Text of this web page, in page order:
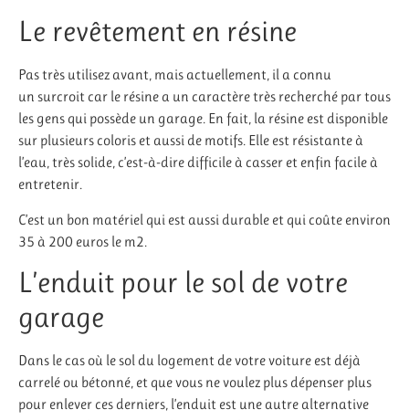
Le revêtement en résine
Pas très utilisez avant, mais actuellement, il a connu
un surcroit car le résine a un caractère très recherché par tous
les gens qui possède un garage. En fait, la résine est disponible
sur plusieurs coloris et aussi de motifs. Elle est résistante à
l’eau, très solide, c’est-à-dire difficile à casser et enfin facile à
entretenir.
C’est un bon matériel qui est aussi durable et qui coûte environ
35 à 200 euros le m2.
L’enduit pour le sol de votre
garage
Dans le cas où le sol du logement de votre voiture est déjà
carrelé ou bétonné, et que vous ne voulez plus dépenser plus
pour enlever ces derniers, l’enduit est une autre alternative